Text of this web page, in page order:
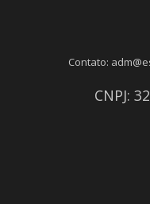
Contato:
CNPJ: